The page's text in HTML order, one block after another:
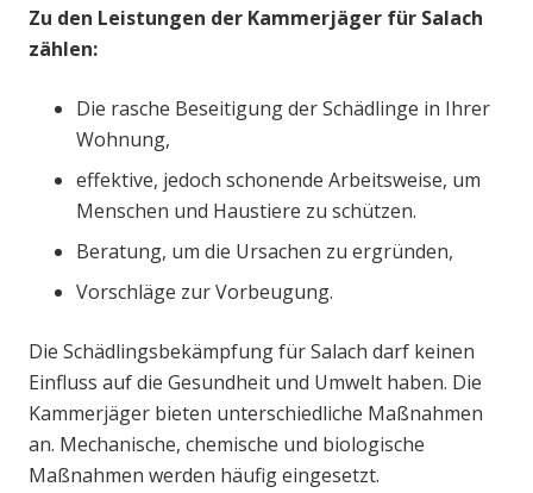
Zu den Leistungen der Kammerjäger für Salach
zählen:
Die rasche Beseitigung der Schädlinge in Ihrer
Wohnung,
effektive, jedoch schonende Arbeitsweise, um
Menschen und Haustiere zu schützen.
Beratung, um die Ursachen zu ergründen,
Vorschläge zur Vorbeugung.
Die Schädlingsbekämpfung für Salach darf keinen
Einfluss auf die Gesundheit und Umwelt haben. Die
Kammerjäger bieten unterschiedliche Maßnahmen
an. Mechanische, chemische und biologische
Maßnahmen werden häufig eingesetzt.